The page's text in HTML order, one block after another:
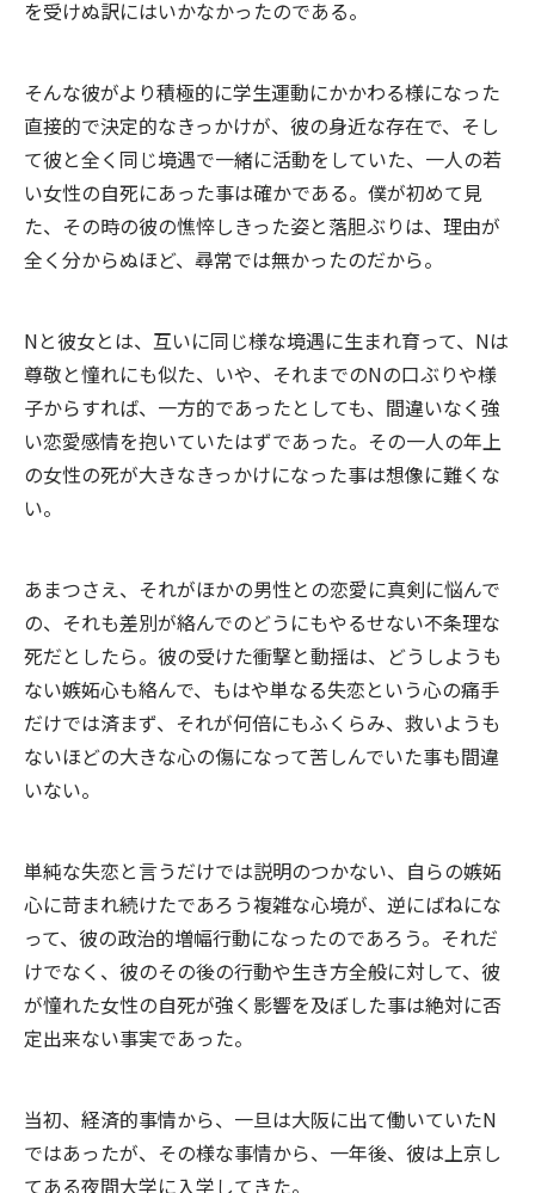
を受けぬ訳にはいかなかったのである。
そんな彼がより積極的に学生運動にかかわる様になった
直接的で決定的なきっかけが、彼の身近な存在で、そし
て彼と全く同じ境遇で一緒に活動をしていた、一人の若
い女性の自死にあった事は確かである。僕が初めて見
た、その時の彼の憔悴しきった姿と落胆ぶりは、理由が
全く分からぬほど、尋常では無かったのだから。
Nと彼女とは、互いに同じ様な境遇に生まれ育って、Nは
尊敬と憧れにも似た、いや、それまでのNの口ぶりや様
子からすれば、一方的であったとしても、間違いなく強
い恋愛感情を抱いていたはずであった。その一人の年上
の女性の死が大きなきっかけになった事は想像に難くな
い。
あまつさえ、それがほかの男性との恋愛に真剣に悩んで
の、それも差別が絡んでのどうにもやるせない不条理な
死だとしたら。彼の受けた衝撃と動揺は、どうしようも
ない嫉妬心も絡んで、もはや単なる失恋という心の痛手
だけでは済まず、それが何倍にもふくらみ、救いようも
ないほどの大きな心の傷になって苦しんでいた事も間違
いない。
単純な失恋と言うだけでは説明のつかない、自らの嫉妬
心に苛まれ続けたであろう複雑な心境が、逆にばねにな
って、彼の政治的増幅行動になったのであろう。それだ
けでなく、彼のその後の行動や生き方全般に対して、彼
が憧れた女性の自死が強く影響を及ぼした事は絶対に否
定出来ない事実であった。
当初、経済的事情から、一旦は大阪に出て働いていたN
ではあったが、その様な事情から、一年後、彼は上京し
てある夜間大学に入学してきた。